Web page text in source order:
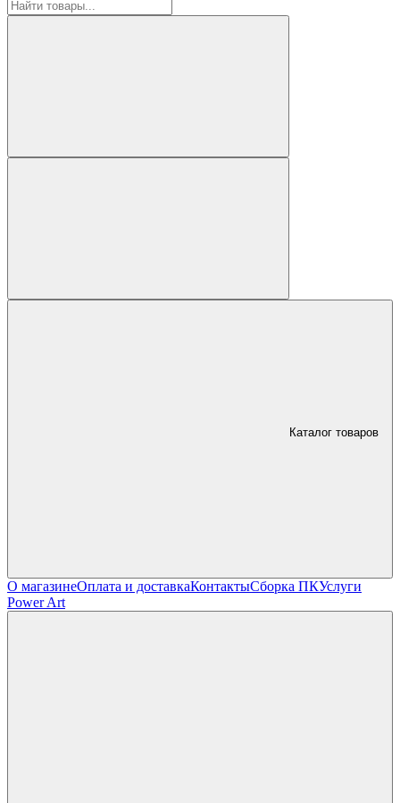
Каталог товаров
О магазинеОплата и доставкаКонтактыСборка ПКУслуги
Power Art